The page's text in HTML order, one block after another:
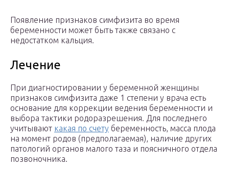
Появление признаков симфизита во время
беременности может быть также связано с
недостатком кальция.
Лечение
При диагностировании у беременной женщины
признаков симфизита даже 1 степени у врача есть
основание для коррекции ведения беременности и
выбора тактики родоразрешения. Для последнего
учитывают какая по счету беременность, масса плода
на момент родов (предполагаемая), наличие других
патологий органов малого таза и поясничного отдела
позвоночника.